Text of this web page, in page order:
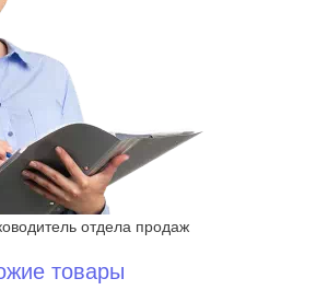
отдела продаж
товары